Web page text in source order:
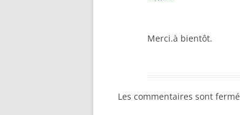
Merci.à bientôt.
Les commentaires sont